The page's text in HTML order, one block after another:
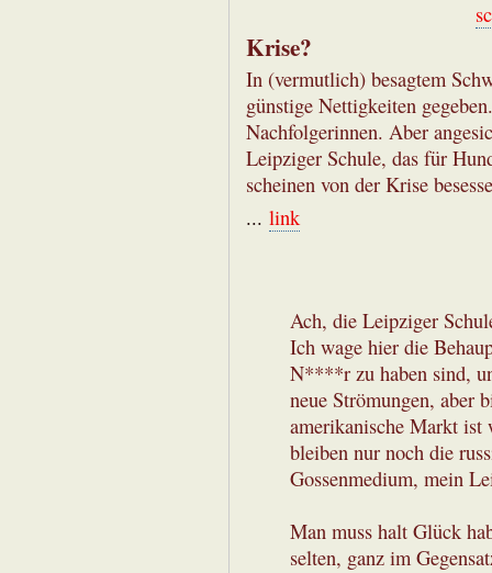
Krise?
In (vermutlich) besagtem
günstige Nettigkeiten
Nachfolgerinnen. Aber
Leipziger Schule, das für
scheinen von der Krise
... link
Ach, die Leipziger
Ich wage hier die
N****r zu haben sind,
neue Strömungen, aber
amerikanische Markt ist
bleiben nur noch die
Gossenmedium, mein
Man muss halt Glück
selten, ganz im